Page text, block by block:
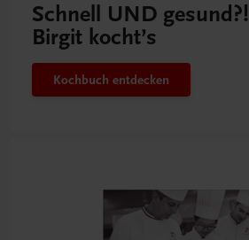
Schnell UND gesund?!
Birgit kocht’s
Kochbuch entdecken